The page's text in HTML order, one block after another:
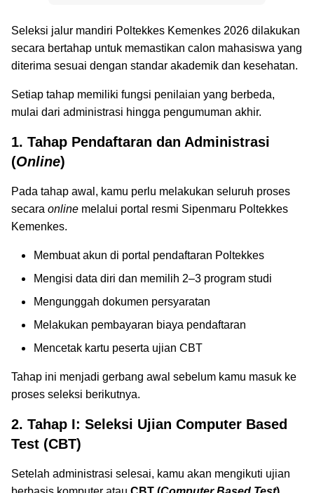
Seleksi jalur mandiri Poltekkes Kemenkes 2026 dilakukan
secara bertahap untuk memastikan calon mahasiswa yang
diterima sesuai dengan standar akademik dan kesehatan.
Setiap tahap memiliki fungsi penilaian yang berbeda,
mulai dari administrasi hingga pengumuman akhir.
1. Tahap Pendaftaran dan Administrasi
(Online)
Pada tahap awal, kamu perlu melakukan seluruh proses
secara online melalui portal resmi Sipenmaru Poltekkes
Kemenkes.
Membuat akun di portal pendaftaran Poltekkes
Mengisi data diri dan memilih 2–3 program studi
Mengunggah dokumen persyaratan
Melakukan pembayaran biaya pendaftaran
Mencetak kartu peserta ujian CBT
Tahap ini menjadi gerbang awal sebelum kamu masuk ke
proses seleksi berikutnya.
2. Tahap I: Seleksi Ujian Computer Based
Test (CBT)
Setelah administrasi selesai, kamu akan mengikuti ujian